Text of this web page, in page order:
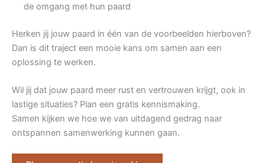
de omgang met hun paard
Herken jij jouw paard in één van de voorbeelden hierboven?
Dan is dit traject een mooie kans om samen aan een
oplossing te werken.
Wil jij dat jouw paard meer rust en vertrouwen krijgt, ook in
lastige situaties? Plan een gratis kennismaking.
Samen kijken we hoe we van uitdagend gedrag naar
ontspannen samenwerking kunnen gaan.